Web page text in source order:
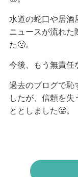
水道の蛇口や居酒
ニュースが流れた
た🙁。
今後、もう無責任
過去のブログで恥
したが、信頼を失
ととしました🥲。